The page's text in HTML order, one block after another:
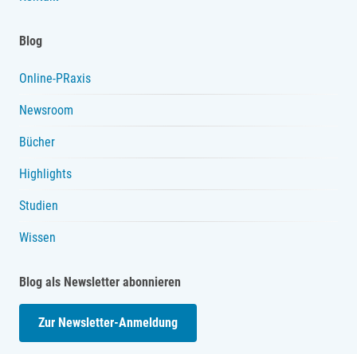
Blog
Online-PRaxis
Newsroom
Bücher
Highlights
Studien
Wissen
Blog als Newsletter abonnieren
Zur Newsletter-Anmeldung